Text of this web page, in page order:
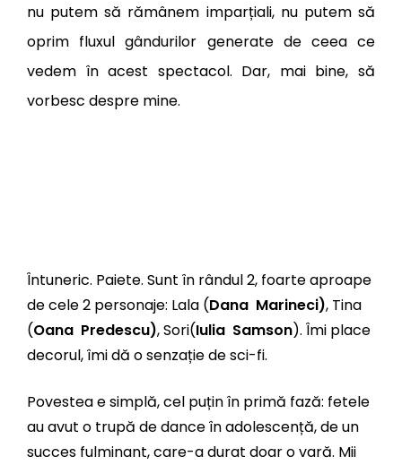
nu putem să rămânem imparțiali, nu putem să
oprim fluxul gândurilor generate de ceea ce
vedem în acest spectacol. Dar, mai bine, să
vorbesc despre mine.
Întuneric. Paiete. Sunt în rândul 2, foarte aproape
de cele 2 personaje: Lala (Dana Marineci), Tina
(Oana Predescu), Sori(Iulia Samson). Îmi place
decorul, îmi dă o senzație de sci-fi.
Povestea e simplă, cel puțin în primă fază: fetele
au avut o trupă de dance în adolescență, de un
succes fulminant, care-a durat doar o vară. Mii